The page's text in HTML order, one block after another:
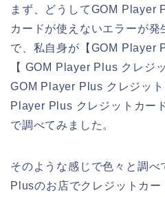
まず、どうしてGOM Player
カードが使えないエラーが発
で、私自身が【GOM Player
【 GOM Player Plus クレジ
GOM Player Plus クレジッ
Player Plus クレジットカー
で調べてみました。
そのような感じで色々と調
Plusのお店でクレジットカー